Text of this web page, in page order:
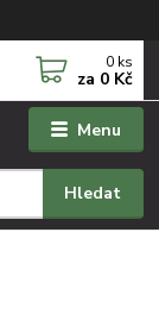
Menu
Hledat
0 ks
za 0 Kč